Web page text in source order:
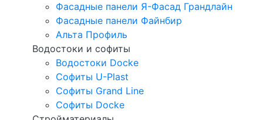
Фасадные панели Я-Фасад Грандлайн
Фасадные панели Файнбир
Альта Профиль
Водостоки и софиты
Водостоки Docke
Софиты U-Plast
Софиты Grand Line
Софиты Docke